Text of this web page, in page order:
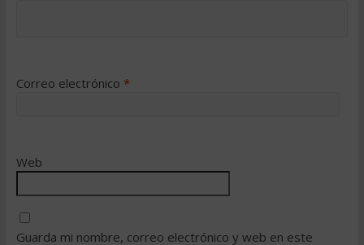
Correo electrónico *
Web
Guarda mi nombre, correo electrónico y web en este